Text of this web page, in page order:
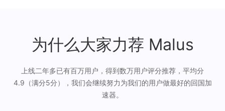
为什么大家力荐 Malus
上线二年多已有百万用户，得到数万用户评分推荐，平均分
4.9（满分5分），我们会继续努力为我们的用户做最好的回国加
速器。